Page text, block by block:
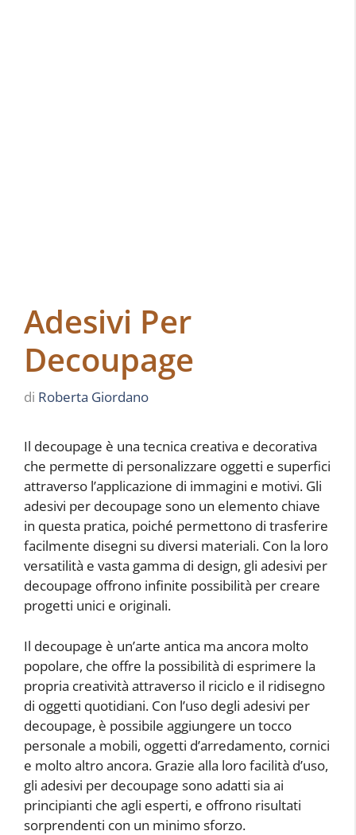
Adesivi Per
Decoupage
di Roberta Giordano
Il decoupage è una tecnica creativa e decorativa
che permette di personalizzare oggetti e superfici
attraverso l’applicazione di immagini e motivi. Gli
adesivi per decoupage sono un elemento chiave
in questa pratica, poiché permettono di trasferire
facilmente disegni su diversi materiali. Con la loro
versatilità e vasta gamma di design, gli adesivi per
decoupage offrono infinite possibilità per creare
progetti unici e originali.
Il decoupage è un’arte antica ma ancora molto
popolare, che offre la possibilità di esprimere la
propria creatività attraverso il riciclo e il ridisegno
di oggetti quotidiani. Con l’uso degli adesivi per
decoupage, è possibile aggiungere un tocco
personale a mobili, oggetti d’arredamento, cornici
e molto altro ancora. Grazie alla loro facilità d’uso,
gli adesivi per decoupage sono adatti sia ai
principianti che agli esperti, e offrono risultati
sorprendenti con un minimo sforzo.